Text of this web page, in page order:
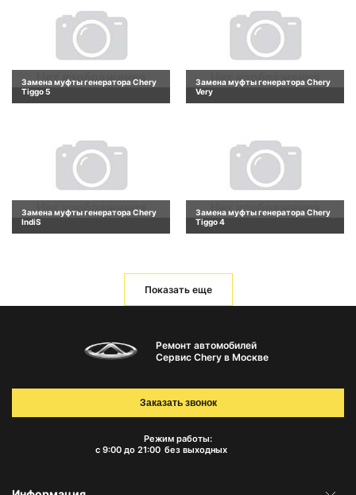
Замена муфты генератора Chery
Tiggo 5
Замена муфты генератора Chery
Very
Замена муфты генератора Chery
IndiS
Замена муфты генератора Chery
Tiggo 4
Показать еще
Ремонт автомобилей
Сервис Chery в Москве
Режим работы:
с 9:00 до 21:00 без выходных
Заказать звонок